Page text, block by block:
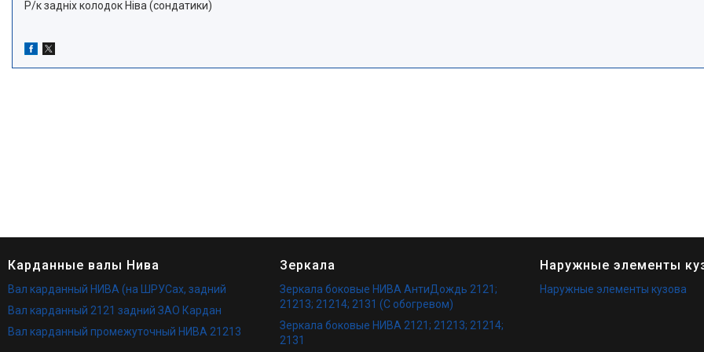
Р/к задніх колодок Ніва (сондатики)
Карданные валы Нива
Вал карданный НИВА (на ШРУСах, задний
Вал карданный 2121 задний ЗАО Кардан
Вал карданный промежуточный НИВА 21213
Зеркала
Зеркала боковые НИВА АнтиДождь 2121;
21213; 21214; 2131 (С обогревом)
Зеркала боковые НИВА 2121; 21213; 21214;
2131
Наружные элементы
Наружные элементы кузова